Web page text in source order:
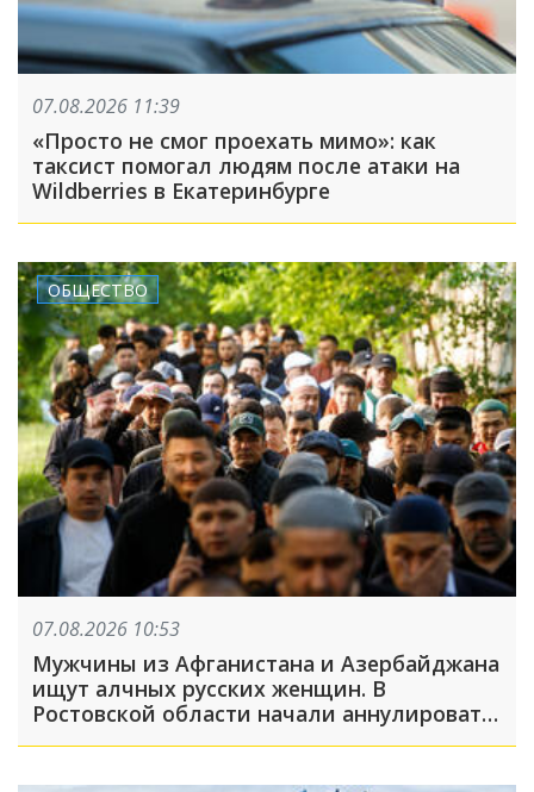
07.08.2026 11:39
«Просто не смог проехать мимо»: как
таксист помогал людям после атаки на
Wildberries в Екатеринбурге
ОБЩЕСТВО
07.08.2026 10:53
Мужчины из Афганистана и Азербайджана
ищут алчных русских женщин. В
Ростовской области начали аннулировать